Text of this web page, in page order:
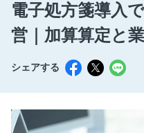
電子処方箋導入
営｜加算算定と
シェアする